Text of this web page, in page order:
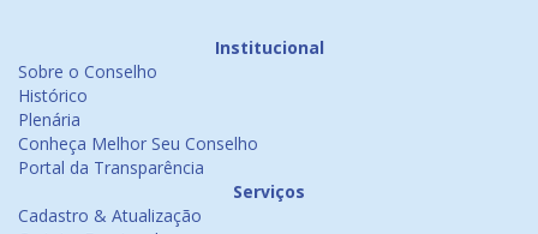
Institucional
Sobre o Conselho
Histórico
Plenária
Conheça Melhor Seu Conselho
Portal da Transparência
Serviços
Cadastro & Atualização